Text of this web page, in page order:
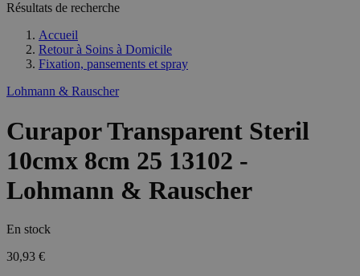
Résultats de recherche
Accueil
Retour à Soins à Domicile
Fixation, pansements et spray
Lohmann & Rauscher
Curapor Transparent Steril
10cmx 8cm 25 13102 -
Lohmann & Rauscher
En stock
30,93 €